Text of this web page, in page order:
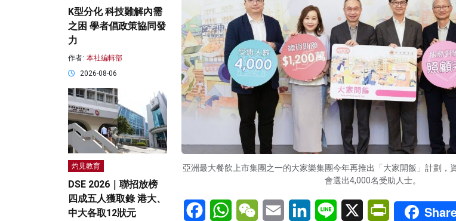
亞洲最大餐飲上市集團之一的大家樂集團今年再推出「大家開飯」計劃，
會選出4,000名受助人士。
FacebookWhatsAppWeChatEmail LinkedInLine X PrintFriendly
K型分化 科技難解內需
之困 學者倡政策協同發
力
作者: 本社編輯部
2026-08-06
灼見教育
DSE 2026｜聯招放榜
四成五人獲取錄 港大、
中大各取12狀元